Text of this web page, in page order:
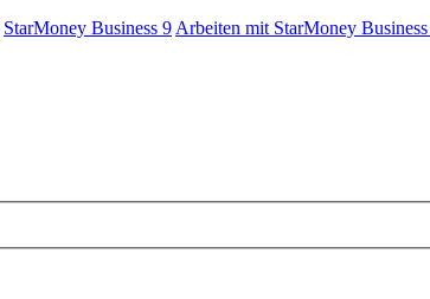
StarMoney Business 9Arbeiten mit StarMoney